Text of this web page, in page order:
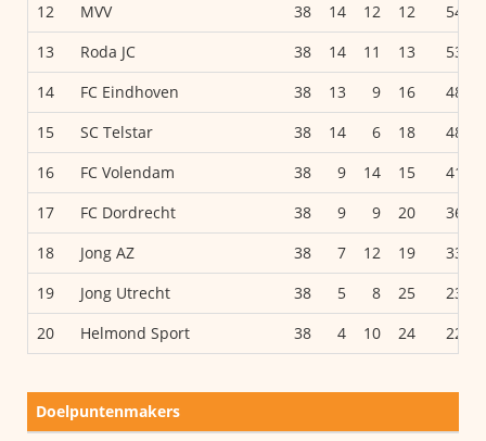
12
MVV 38 14 12 12 54
13
Roda JC 38 14 11 13 53
14
FC Eindhoven 38 13 9 16 48
15
SC Telstar 38 14 6 18 48
16
FC Volendam 38 9 14 15 41
17
FC Dordrecht 38 9 9 20 36
18
Jong AZ 38 7 12 19 33
19
Jong Utrecht 38 5 8 25 23
20
Helmond Sport 38 4 10 24 22
Doelpuntenmakers